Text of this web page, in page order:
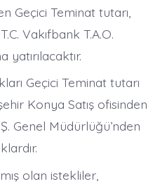
Geçici Teminat tutarı,
Vakıfbank T.A.O.
yatırılacaktır.
Geçici Teminat tutarı
Konya Satış ofisinden
Genel Müdürlüğü’nden
olan istekliler,